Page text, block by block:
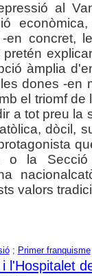
al
en concret,
pretén
àmplia
dones -en
el triomf
a tot preu la
dòcil,
o la
valors
; Primer franquisme
i l'Hospitalet